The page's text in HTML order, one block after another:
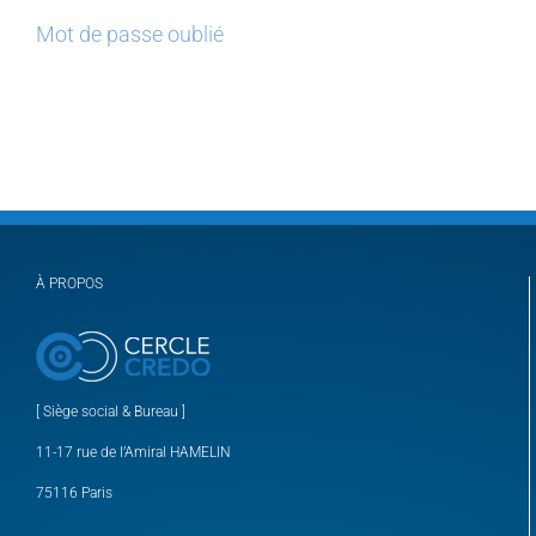
Mot de passe oublié
À PROPOS
[ Siège social & Bureau ]
11-17 rue de l’Amiral HAMELIN
75116 Paris